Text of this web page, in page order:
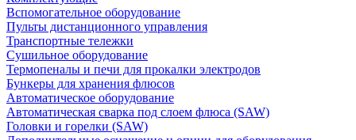
Вспомогательное оборудование
Пульты дистанционного управления
Транспортные тележки
Сушильное оборудование
Термопеналы и печи для прокалки электродов
Бункеры для хранения флюсов
Автоматическое оборудование
Автоматическая сварка под слоем флюса (SAW)
Головки и горелки (SAW)